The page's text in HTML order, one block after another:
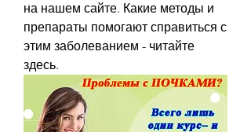
на нашем сайте. Какие методы и
препараты помогают справиться с
этим заболеванием - читайте
здесь.